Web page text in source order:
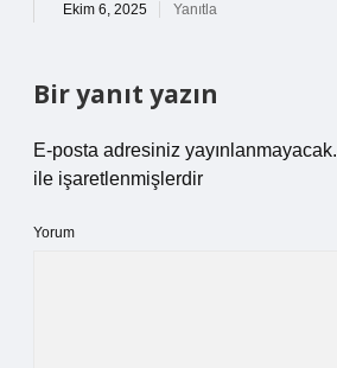
Ekim 6, 2025 Yanıtla
Bir yanıt yazın
E-posta adresiniz yayınlanmayacak.
ile işaretlenmişlerdir
Yorum